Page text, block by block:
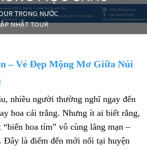
TRONG NƯỚC
NHẬT TOUR
– Vẻ Đẹp Mộng Mơ Giữa Núi
nhiều người thường nghĩ ngay đến
hoa cải trắng. Nhưng ít ai biết rằng,
hoa tím” vô cùng lãng mạn –
. Đây là điểm đến mới nổi tại huyện